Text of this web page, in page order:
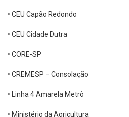
• CEU Capão Redondo
• CEU Cidade Dutra
• CORE-SP
• CREMESP – Consolação
• Linha 4 Amarela Metrô
• Ministério da Agricultura